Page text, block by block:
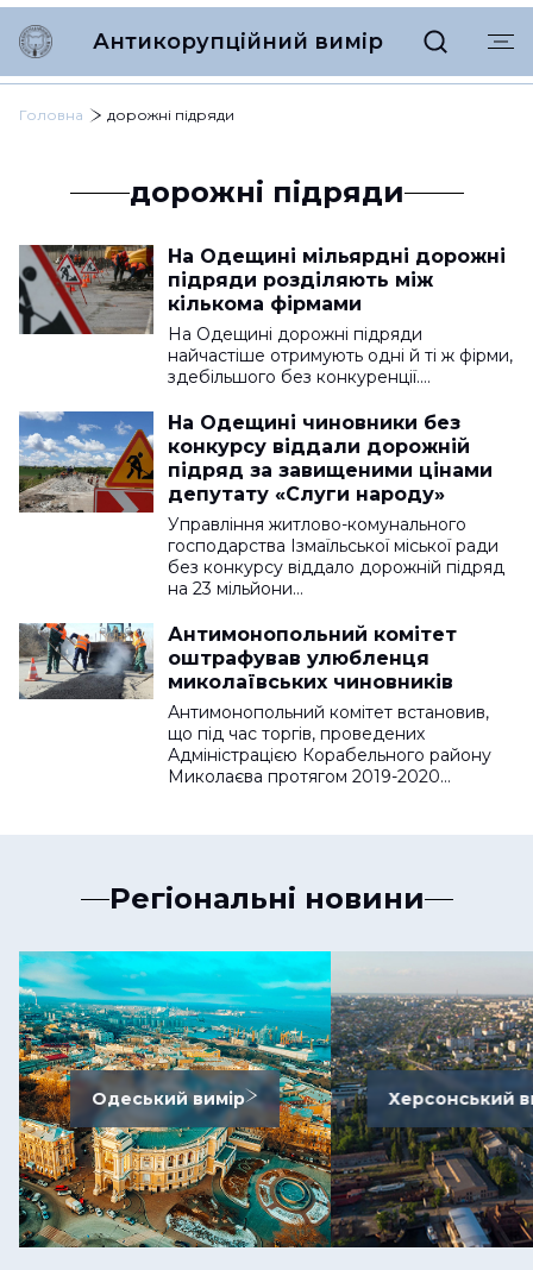
Антикорупційний вимір
Головна дорожні підряди
дорожні підряди
На Одещині мільярдні дорожні
підряди розділяють між
кількома фірмами
На Одещині дорожні підряди
найчастіше отримують одні й ті ж фірми,
здебільшого без конкуренції.…
На Одещині чиновники без
конкурсу віддали дорожній
підряд за завищеними цінами
депутату «Слуги народу»
Управління житлово-комунального
господарства Ізмаїльської міської ради
без конкурсу віддало дорожній підряд
на 23 мільйони…
Антимонопольний комітет
оштрафував улюбленця
миколаївських чиновників
Антимонопольний комітет встановив,
що під час торгів, проведених
Адміністрацією Корабельного району
Миколаєва протягом 2019-2020…
Регіональні новини
Одеський вимір Херсонський